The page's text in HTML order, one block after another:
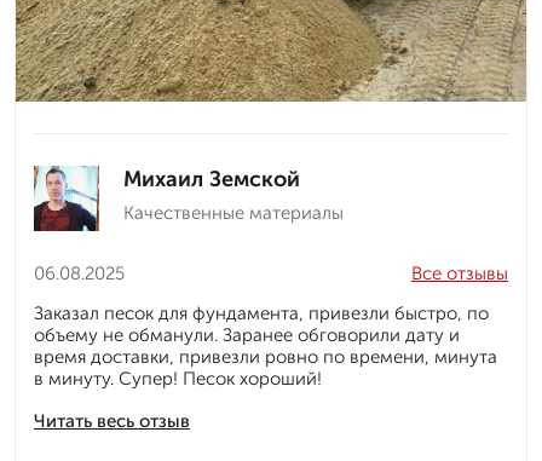
Михаил Земской
Качественные материалы
06.08.2025
Читать весь отзыв
Все отзывы
Заказал песок для фундамента, привезли быстро, по
объему не обманули. Заранее обговорили дату и
время доставки, привезли ровно по времени, минута
в минуту. Супер! Песок хороший!